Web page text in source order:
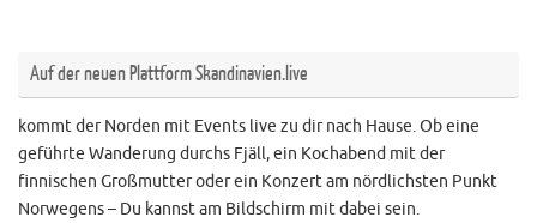
Auf der neuen Plattform Skandinavien.live
kommt der Norden mit Events live zu dir nach Hause. Ob eine
geführte Wanderung durchs Fjäll, ein Kochabend mit der
finnischen Großmutter oder ein Konzert am nördlichsten Punkt
Norwegens – Du kannst am Bildschirm mit dabei sein.